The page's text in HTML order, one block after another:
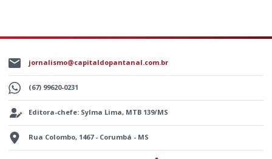
jornalismo@capitaldopantanal.com.br
(67) 99620-0231
Editora-chefe: Sylma Lima, MTB 139/MS
Rua Colombo, 1467 - Corumbá - MS